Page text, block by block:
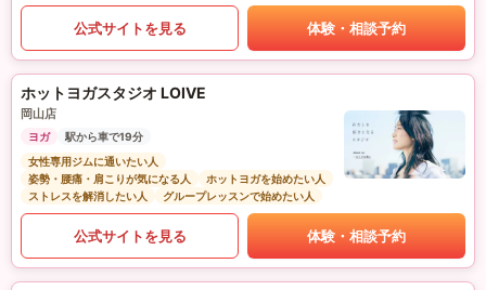
公式サイトを見る 体験・相談予約
ホットヨガスタジオ LOIVE
岡山店
ヨガ
駅から車で19分
女性専用ジムに通いたい人
姿勢・腰痛・肩こりが気になる人
ホットヨガを始めたい人
ストレスを解消したい人
グループレッスンで始めたい人
公式サイトを見る 体験・相談予約